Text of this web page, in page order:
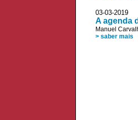
03-03-2019
A agenda
Manuel
> saber mais